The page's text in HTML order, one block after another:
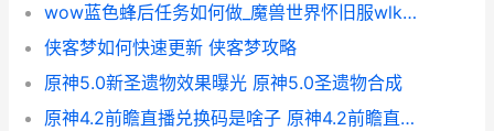
wow蓝色蜂后任务如何做_魔兽世界怀旧服wlk蓝色蜂后任务步骤策略 蓝色尾部的蜂
侠客梦如何快速更新 侠客梦攻略
原神5.0新圣遗物效果曝光 原神5.0圣遗物合成
原神4.2前瞻直播兑换码是啥子 原神4.2前瞻直播兑换码